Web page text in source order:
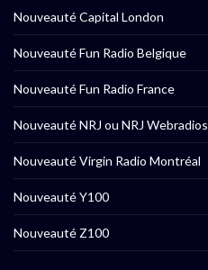
Nouveauté Capital London
Nouveauté Fun Radio Belgique
Nouveauté Fun Radio France
Nouveauté NRJ ou NRJ Webradios
Nouveauté Virgin Radio Montréal
Nouveauté Y100
Nouveauté Z100